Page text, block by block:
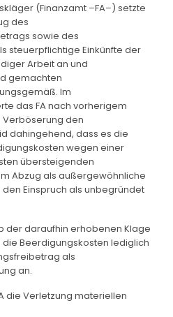
(Finanzamt –FA–) setzte
des
sowie des
steuerpflichtige Einkünfte der
Arbeit an und
gemachten
Im
das FA nach vorherigem
Verböserung den
dahingehend, dass es die
wegen einer
übersteigenden
Abzug als außergewöhnliche
Einspruch als unbegründet
der daraufhin erhobenen Klage
die Beerdigungskosten lediglich
als
an.
die Verletzung materiellen